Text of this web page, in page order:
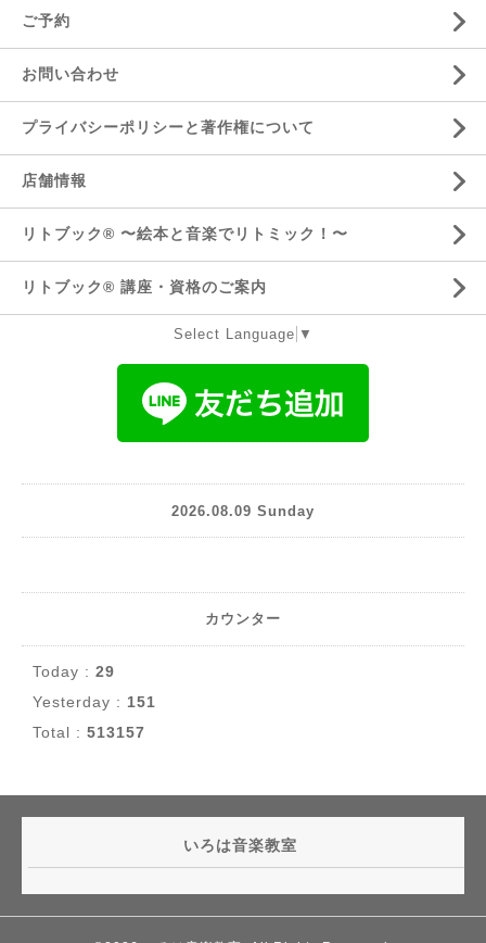
ご予約
お問い合わせ
プライバシーポリシーと著作権について
店舗情報
リトブック®️ 〜絵本と音楽でリトミック！〜
リトブック®️ 講座・資格のご案内
Select Language ▼
2026.08.09 Sunday
カウンター
Today : 29
Yesterday : 151
Total : 513157
いろは音楽教室